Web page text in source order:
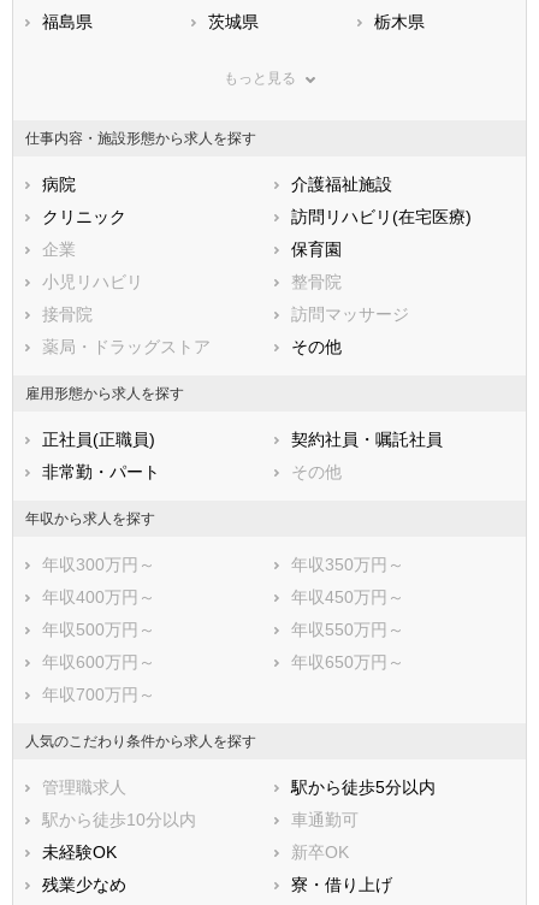
福島県
茨城県
栃木県
神奈川県
石川県
福井県
静岡県
三重県
滋賀県
大阪府
兵庫県
鳥取県
広島県
徳島県
香川県
愛媛県
鹿児島県
もっと見る
仕事内容・施設形態から求人を探す
病院
介護福祉施設
クリニック
訪問リハビリ(在宅医療)
企業
保育園
小児リハビリ
整骨院
接骨院
訪問マッサージ
薬局・ドラッグストア
その他
雇用形態から求人を探す
正社員(正職員)
契約社員・嘱託社員
非常勤・パート
その他
年収から求人を探す
年収300万円～
年収350万円～
年収400万円～
年収450万円～
年収500万円～
年収550万円～
年収600万円～
年収650万円～
年収700万円～
人気のこだわり条件から求人を探す
管理職求人
駅から徒歩5分以内
駅から徒歩10分以内
車通勤可
未経験OK
新卒OK
残業少なめ
寮・借り上げ